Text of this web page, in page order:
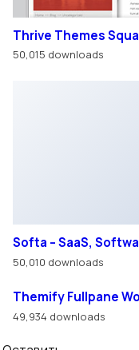
Thrive Themes
50,015 downloads
Softa – SaaS,
50,010 downloads
Themify Fullpane
49,934 downloads